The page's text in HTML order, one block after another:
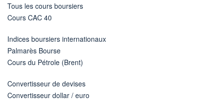
Tous les cours boursiers
Cours CAC 40
Indices boursiers internationaux
Palmarès Bourse
Cours du Pétrole (Brent)
Convertisseur de devises
Convertisseur dollar / euro